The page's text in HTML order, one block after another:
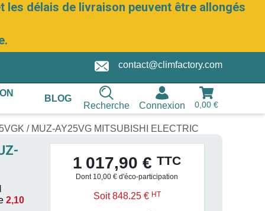
les délais de livraison peuvent être allongés
contact@climfactory.com
BLOG
Recherche Connexion 0,00 €
/ MUZ-AY25VG MITSUBISHI ELECTRIC
2,10
1 017,90 €TTC
Dont 10,00 € d'éco-participation
Soit 848.25 € HT